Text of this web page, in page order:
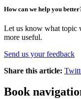
How can we help you
Let us know what topic
more useful.
Send us your feedback
Share this article:
Book